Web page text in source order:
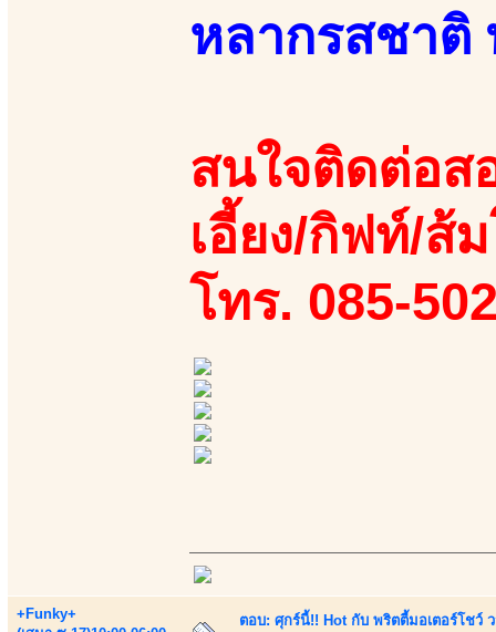
หลากรสชาติ
สนใจติดต่อส
เอี้ยง/กิฟท์/ส้
โทร. 085-
+Funky+
ตอบ: ศุกร์นี้!! Hot กับ พริตตี้มอเตอร์โชว์ ว